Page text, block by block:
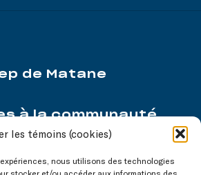
les témoins (cookies)
nous utilisons des technologies
stocker et/ou accéder aux informations des
de Matane
à la communauté
aux entreprises